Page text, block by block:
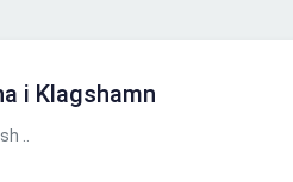
i Klagshamn
..